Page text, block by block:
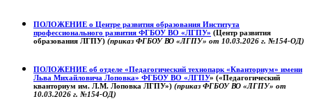
ПОЛОЖЕНИЕ о Центре развития образования Института
профессионального развития ФГБОУ ВО «ЛГПУ» (Центр развития
образования ЛГПУ) (приказ ФГБОУ ВО «ЛГПУ» от 10.03.2026 г. №154-ОД)
ПОЛОЖЕНИЕ об отделе «Педагогический технопарк «Кванториум» имени
Льва Михайловича Лоповка» ФГБОУ ВО «ЛГПУ» («Педагогический
кванториум им. Л.М. Лоповка ЛГПУ») (приказ ФГБОУ ВО «ЛГПУ» от
10.03.2026 г. №154-ОД)